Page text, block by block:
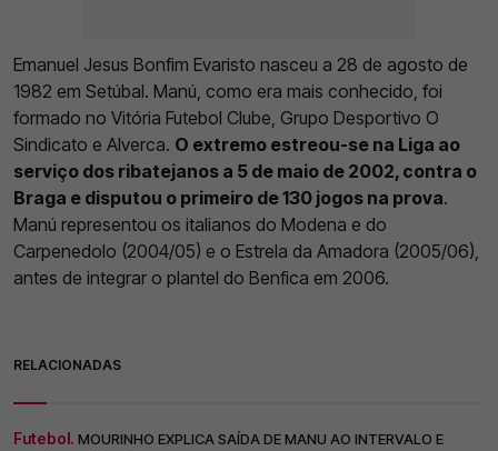
Emanuel Jesus Bonfim Evaristo nasceu a 28 de agosto de
1982 em Setúbal. Manú, como era mais conhecido, foi
formado no Vitória Futebol Clube, Grupo Desportivo O
Sindicato e Alverca. O extremo estreou-se na Liga ao
serviço dos ribatejanos a 5 de maio de 2002, contra o
Braga e disputou o primeiro de 130 jogos na prova.
Manú representou os italianos do Modena e do
Carpenedolo (2004/05) e o Estrela da Amadora (2005/06),
antes de integrar o plantel do Benfica em 2006.
RELACIONADAS
Futebol. MOURINHO EXPLICA SAÍDA DE MANU AO INTERVALO E